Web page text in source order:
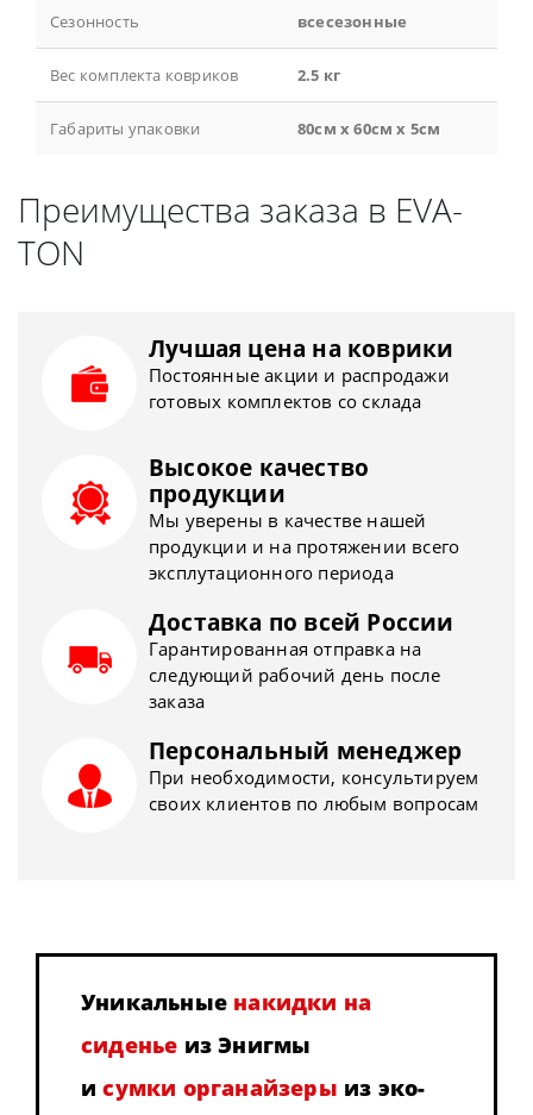
Сезонность всесезонные
Вес комплекта ковриков 2.5 кг
Габариты упаковки 80см x 60см x 5см
Преимущества заказа в EVA-
TON
Лучшая цена на коврики
Постоянные акции и распродажи
готовых комплектов со склада
Высокое качество
продукции
Мы уверены в качестве нашей
продукции и на протяжении всего
эксплутационного периода
Доставка по всей России
Гарантированная отправка на
следующий рабочий день после
заказа
Персональный менеджер
При необходимости, консультируем
своих клиентов по любым вопросам
Уникальные накидки на
сиденье из Энигмы
исумки органайзеры из эко-